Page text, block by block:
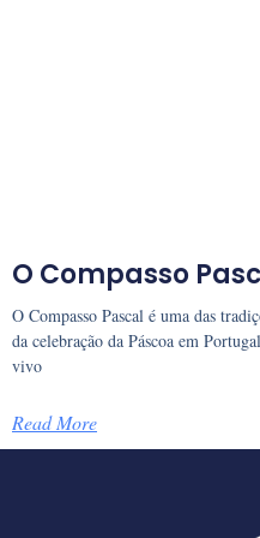
O Compasso
O Compasso Pascal é uma das
da celebração da Páscoa em
vivo
Read More